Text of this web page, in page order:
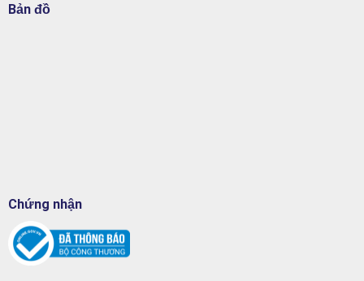
Bản đồ
Chứng nhận